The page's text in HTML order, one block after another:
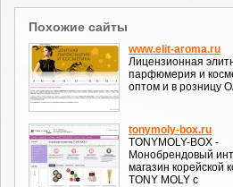
Похожие сайты
www.elit-aroma.ru
Лицензионная
парфюмерия и
оптом и в розницу
tonymoly-box.ru
TONYMOLY-BOX -
Монобрендовый
магазин корейской
TONY MOLY с